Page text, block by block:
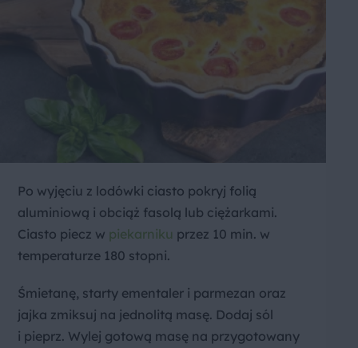
Po wyjęciu z lodówki ciasto pokryj folią
aluminiową i obciąż fasolą lub ciężarkami.
Ciasto piecz w piekarniku przez 10 min. w
temperaturze 180 stopni.
Śmietanę, starty ementaler i parmezan oraz
jajka zmiksuj na jednolitą masę. Dodaj sól
i pieprz. Wylej gotową masę na przygotowany